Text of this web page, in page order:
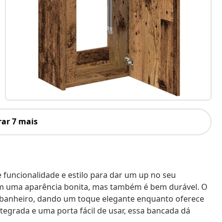
7 mais
e estilo para dar um up no seu
aparência bonita, mas também é bem durável. O
dando um toque elegante enquanto oferece
e uma porta fácil de usar, essa bancada dá